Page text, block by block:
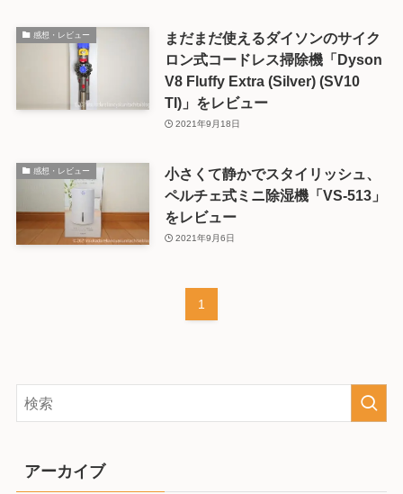
感想・レビュー
まだまだ使えるダイソンのサイク
ロン式コードレス掃除機「Dyson
V8 Fluffy Extra (Silver) (SV10
TI)」をレビュー
2021年9月18日
感想・レビュー
小さくて静かでスタイリッシュ、
ペルチェ式ミニ除湿機「VS-513」
をレビュー
2021年9月6日
1
アーカイブ